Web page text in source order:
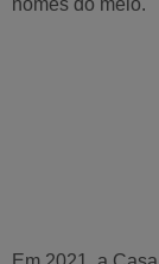
nomes do meio.